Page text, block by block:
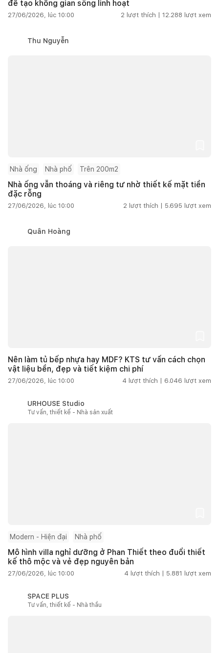
để tạo không gian sống linh hoạt
27/06/2026, lúc 10:00 2 lượt thích | 12.288 lượt xem
Thu Nguyễn
Nhà ống Nhà phố Trên 200m2
Nhà ống vẫn thoáng và riêng tư nhờ thiết kế mặt tiền
đặc rỗng
27/06/2026, lúc 10:00 2 lượt thích | 5.695 lượt xem
Quân Hoàng
Nên làm tủ bếp nhựa hay MDF? KTS tư vấn cách chọn
vật liệu bền, đẹp và tiết kiệm chi phí
27/06/2026, lúc 10:00 4 lượt thích | 6.046 lượt xem
URHOUSE Studio
Tư vấn, thiết kế - Nhà sản xuất
Modern - Hiện đại Nhà phố
Mô hình villa nghỉ dưỡng ở Phan Thiết theo đuổi thiết
kế thô mộc và vẻ đẹp nguyên bản
27/06/2026, lúc 10:00 4 lượt thích | 5.881 lượt xem
SPACE PLUS
Tư vấn, thiết kế - Nhà thầu